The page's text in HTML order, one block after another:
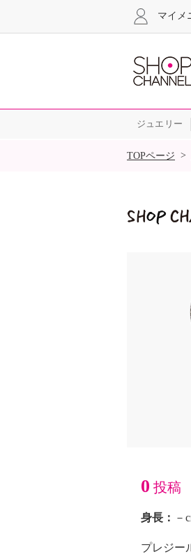
マイメ
ジュエリー
SALE
TOPページ >
0 投稿
身長： －
プレジー